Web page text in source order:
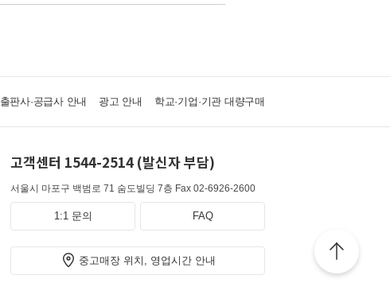
출판사·공급사 안내 광고 안내 학교·기업·기관 대량구매
고객센터 1544-2514 (발신자 부담)
서울시 마포구 백범로 71 숨도빌딩 7층 Fax 02-6926-2600
1:1 문의 FAQ
중고매장 위치, 영업시간 안내